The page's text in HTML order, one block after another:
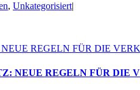
, Unkategorisiert|
REGELN FÜR DIE
NEUE REGELN FÜR DIE